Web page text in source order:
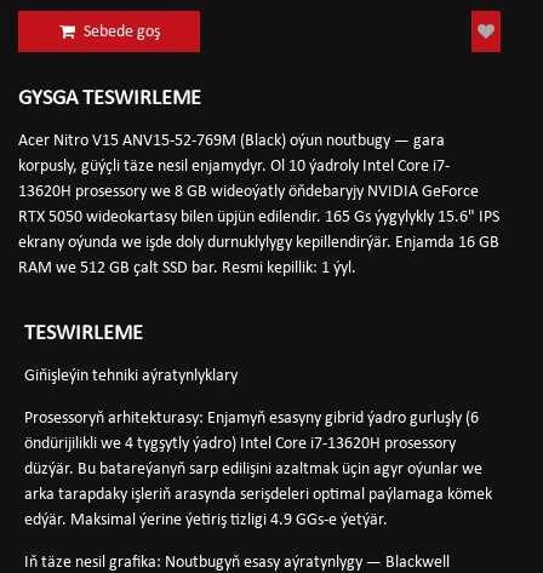
Sebede goş
GYSGA TESWIRLEME
Acer Nitro V15 ANV15-52-769M (Black) oýun noutbugy — gara
korpusly, güýçli täze nesil enjamydyr. Ol 10 ýadroly Intel Core i7-
13620H prosessory we 8 GB wideoýatly öňdebaryjy NVIDIA GeForce
RTX 5050 wideokartasy bilen üpjün edilendir. 165 Gs ýygylykly 15.6" IPS
ekrany oýunda we işde doly durnuklylygy kepillendirýär. Enjamda 16 GB
RAM we 512 GB çalt SSD bar. Resmi kepillik: 1 ýyl.
TESWIRLEME
Giňişleýin tehniki aýratynlyklary
Prosessoryň arhitekturasy: Enjamyň esasyny gibrid ýadro gurluşly (6
öndürijilikli we 4 tygşytly ýadro) Intel Core i7-13620H prosessory
düzýär. Bu batareýanyň sarp edilişini azaltmak üçin agyr oýunlar we
arka tarapdaky işleriň arasynda serişdeleri optimal paýlamaga kömek
edýär. Maksimal ýerine ýetiriş tizligi 4.9 GGs-e ýetýär.
Iň täze nesil grafika: Noutbugyň esasy aýratynlygy — Blackwell